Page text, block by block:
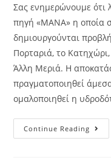
Σας ενημερώνουμε ότι
πηγή «ΜΑΝΑ» η οποία
δημιουργούνται
Πορταριά, το
Άλλη Μεριά. Η
πραγματοποιηθεί
ομαλοποιηθεί η
Continue Reading